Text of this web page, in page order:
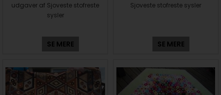
udgaver af Sjoveste stofreste
sysler
SE MERE
Sjoveste stofreste sysler
SE MERE